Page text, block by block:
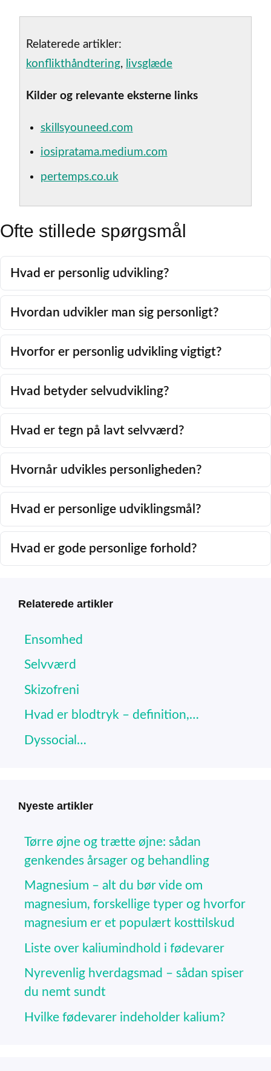
Relaterede artikler:
konflikthåndtering, livsglæde
Kilder og relevante eksterne links
skillsyouneed.com
iosipratama.medium.com
pertemps.co.uk
Ofte stillede spørgsmål
Hvad er personlig udvikling?
Hvordan udvikler man sig personligt?
Hvorfor er personlig udvikling vigtigt?
Hvad betyder selvudvikling?
Hvad er tegn på lavt selvværd?
Hvornår udvikles personligheden?
Hvad er personlige udviklingsmål?
Hvad er gode personlige forhold?
Relaterede artikler
Ensomhed
Selvværd
Skizofreni
Hvad er blodtryk – definition,…
Dyssocial…
Nyeste artikler
Tørre øjne og trætte øjne: sådan
genkendes årsager og behandling
Magnesium – alt du bør vide om
magnesium, forskellige typer og hvorfor
magnesium er et populært kosttilskud
Liste over kaliumindhold i fødevarer
Nyrevenlig hverdagsmad – sådan spiser
du nemt sundt
Hvilke fødevarer indeholder kalium?